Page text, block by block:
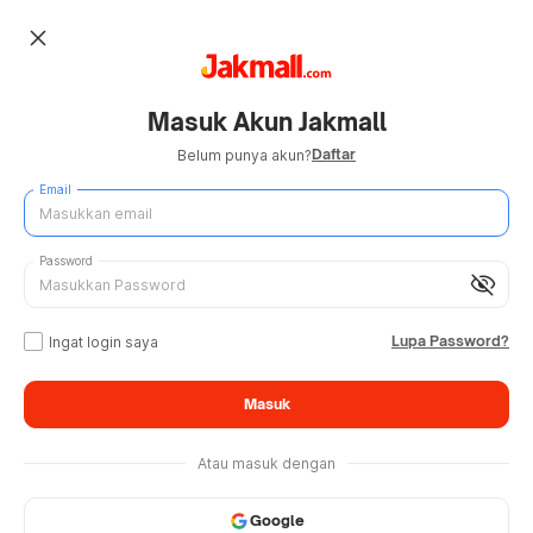
close
Masuk Akun Jakmall
Belum punya akun?Daftar
Email
visibility_off
Password
Ingat login saya Lupa Password?
Masuk
Atau masuk dengan
Google